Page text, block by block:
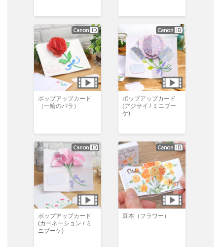
ポップアップカード
（一輪のバラ）
ポップアップカード
(アジサイ / ミニブー
ケ)
ポップアップカード
(カーネーション / ミ
ニブーケ)
豆本（フラワー）